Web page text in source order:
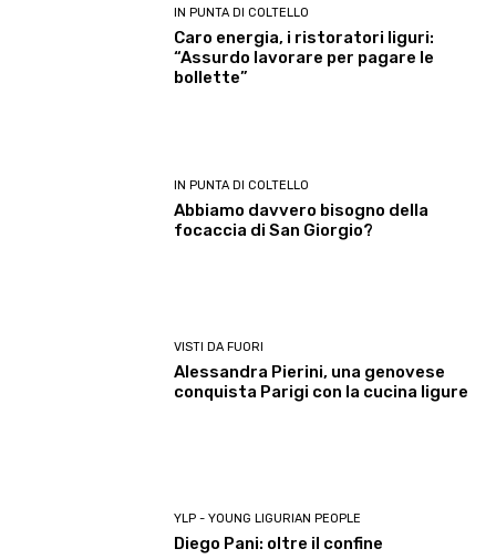
IN PUNTA DI COLTELLO
Caro energia, i ristoratori liguri:
“Assurdo lavorare per pagare le
bollette”
IN PUNTA DI COLTELLO
Abbiamo davvero bisogno della
focaccia di San Giorgio?
VISTI DA FUORI
Alessandra Pierini, una genovese
conquista Parigi con la cucina ligure
YLP - YOUNG LIGURIAN PEOPLE
Diego Pani: oltre il confine